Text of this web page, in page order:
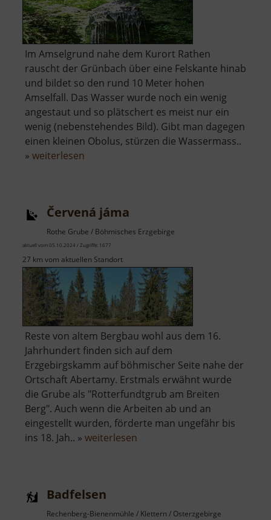
Im Amselgrund nahe dem Kurort Rathen
rauscht der Grünbach über eine Felskante hinab
und bildet so den rund 10 Meter hohen
Amselfall. Das Wasser wurde noch ein wenig
angestaut und so plätschert es meist nur ein
wenig (nebenstehendes Bild). Gibt man dagegen
einen kleinen Obolus, stürzen die Wassermass..
» weiterlesen
Červená jáma
Rothe Grube / Böhmisches Erzgebirge
aktuell vom 05.10.2024 / Zugriffe: 1677
27 km vom aktuellen Standort
Reste von altem Bergbau wohl aus dem 16.
Jahrhundert finden sich auf dem
Erzgebirgskamm auf böhmischer Seite nahe der
Ortschaft Abertamy. Erstmals erwähnt wurde
die Grube als "Rotterfundtgrub am Breiten
Berg". Auch wenn die Arbeiten ab und an
eingestellt wurden, förderte man ungefähr bis
ins 18. Jah.. » weiterlesen
Badfelsen
Rechenberg-Bienenmühle / Klettern / Osterzgebirge